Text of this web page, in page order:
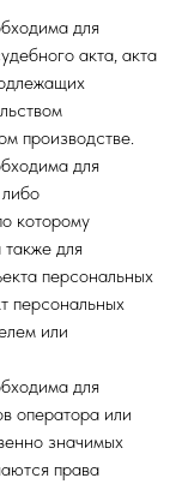
для
акта, акта
производстве.
для
которому
для
персональных
персональных
или
для
оператора или
значимых
права